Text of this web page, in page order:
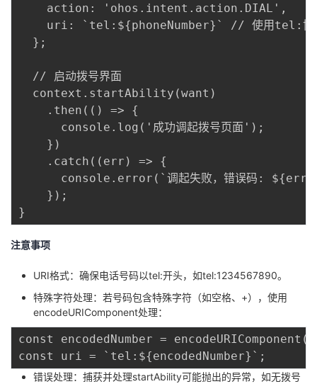
程
认
证
的
实
我
的
支
持
声
建
    action: 'ohos.intent.action.DIAL',
uri: `tel:${phoneNumber}` // 使用tel:协
  };
  // 启动拨号界面
  context.startAbility(want)
    .then(() => {
      console.log('成功调起拨号页面');
    })
    .catch((err) => {
console.error(`调起失败，错误码:
    });
注意事项
URI格式：确保电话号码以tel:开头，如tel:1234567890。
特殊字符处理：若号码包含特殊字符（如空格、+），使用
encodeURIComponent处理：
const encodedNumber =
错误处理：捕获并处理startAbility可能抛出的异常，如无拨号